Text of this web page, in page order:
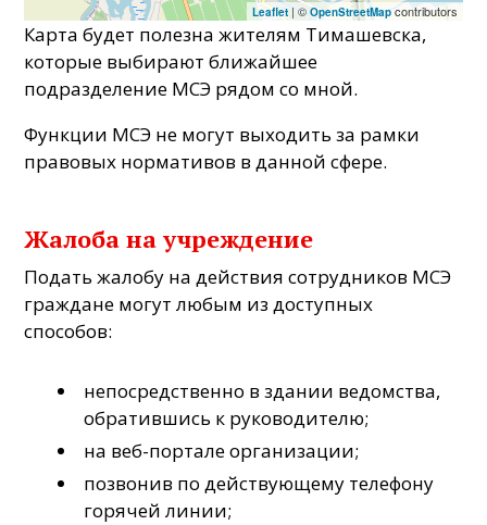
Leaflet| ©OpenStreetMapcontributors
Карта будет полезна жителям Тимашевска,
которые выбирают ближайшее
подразделение МСЭ рядом со мной.
Функции МСЭ не могут выходить за рамки
правовых нормативов в данной сфере.
Жалоба на учреждение
Подать жалобу на действия сотрудников МСЭ
граждане могут любым из доступных
способов:
непосредственно в здании ведомства,
обратившись к руководителю;
на веб-портале организации;
позвонив по действующему телефону
горячей линии;